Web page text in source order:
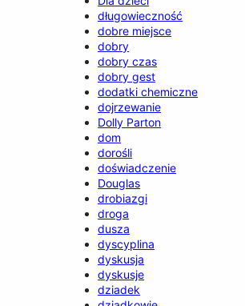
długowieczność
dobre miejsce
dobry
dobry czas
dobry gest
dodatki chemiczne
dojrzewanie
Dolly Parton
dom
dorośli
doświadczenie
Douglas
drobiazgi
droga
dusza
dyscyplina
dyskusja
dyskusje
dziadek